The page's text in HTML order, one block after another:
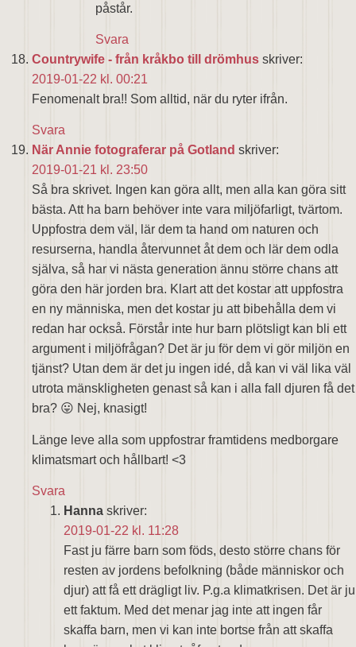
påstår.
Svara
Countrywife - från kråkbo till drömhus skriver:
2019-01-22 kl. 00:21
Fenomenalt bra!! Som alltid, när du ryter ifrån.
Svara
När Annie fotograferar på Gotland skriver:
2019-01-21 kl. 23:50
Så bra skrivet. Ingen kan göra allt, men alla kan göra sitt
bästa. Att ha barn behöver inte vara miljöfarligt, tvärtom.
Uppfostra dem väl, lär dem ta hand om naturen och
resurserna, handla återvunnet åt dem och lär dem odla
själva, så har vi nästa generation ännu större chans att
göra den här jorden bra. Klart att det kostar att uppfostra
en ny människa, men det kostar ju att bibehålla dem vi
redan har också. Förstår inte hur barn plötsligt kan bli ett
argument i miljöfrågan? Det är ju för dem vi gör miljön en
tjänst? Utan dem är det ju ingen idé, då kan vi väl lika väl
utrota mänskligheten genast så kan i alla fall djuren få det
bra? 😛 Nej, knasigt!
Länge leve alla som uppfostrar framtidens medborgare
klimatsmart och hållbart! <3
Svara
Hanna skriver:
2019-01-22 kl. 11:28
Fast ju färre barn som föds, desto större chans för
resten av jordens befolkning (både människor och
djur) att få ett drägligt liv. P.g.a klimatkrisen. Det är ju
ett faktum. Med det menar jag inte att ingen får
skaffa barn, men vi kan inte bortse från att skaffa